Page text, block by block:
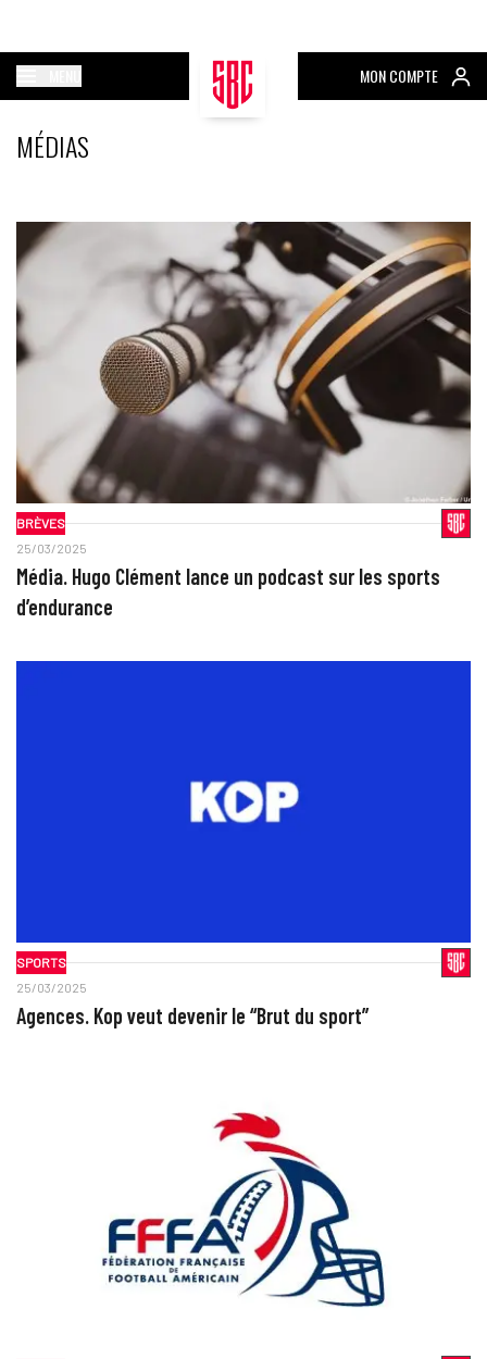
MON COMPTE
MÉDIAS
BRÈVES
25/03/2025
Média. Hugo Clément lance un podcast sur les sports
d’endurance
SPORTS
25/03/2025
Agences. Kop veut devenir le “Brut du sport”